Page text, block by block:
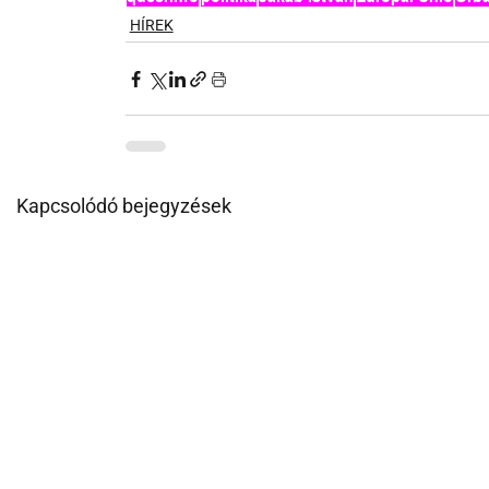
HÍREK
Kapcsolódó bejegyzések